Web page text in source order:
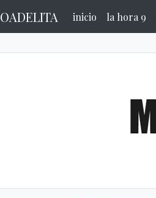
inicio la hora 9